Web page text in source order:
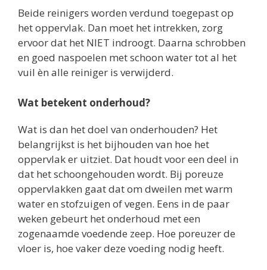
Beide reinigers worden verdund toegepast op
het oppervlak. Dan moet het intrekken, zorg
ervoor dat het NIET indroogt. Daarna schrobben
en goed naspoelen met schoon water tot al het
vuil èn alle reiniger is verwijderd.
Wat betekent onderhoud?
Wat is dan het doel van onderhouden? Het
belangrijkst is het bijhouden van hoe het
oppervlak er uitziet. Dat houdt voor een deel in
dat het schoongehouden wordt. Bij poreuze
oppervlakken gaat dat om dweilen met warm
water en stofzuigen of vegen. Eens in de paar
weken gebeurt het onderhoud met een
zogenaamde voedende zeep. Hoe poreuzer de
vloer is, hoe vaker deze voeding nodig heeft.